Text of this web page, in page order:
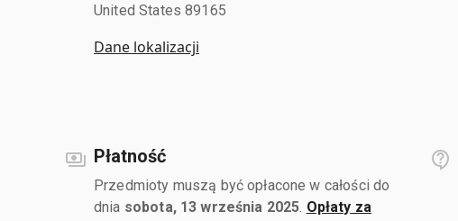
United States 89165
Dane lokalizacji
Płatność
Przedmioty muszą być opłacone w całości do
dnia sobota, 13 września 2025 Opłaty za